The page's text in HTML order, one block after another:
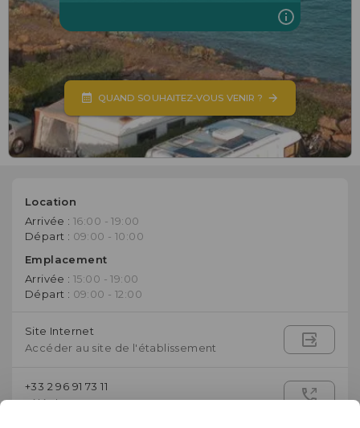
QUAND SOUHAITEZ-VOUS VENIR ?
Location
Arrivée :16:00 - 19:00
Départ : 09:00 - 10:00
Emplacement
Arrivée :15:00 - 19:00
Départ : 09:00 - 12:00
Site Internet
Accéder au site de l'établissement
+33 2 96 91 73 11
Téléphone